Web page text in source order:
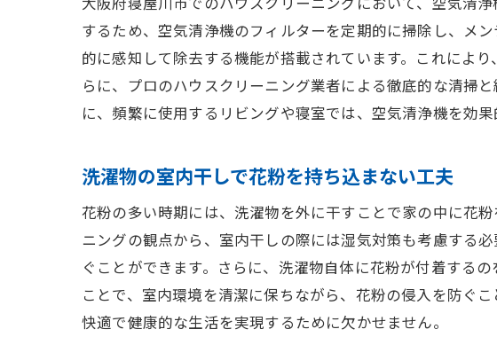
ホコリ
カーペッ
秋の衣替
室内植物
冬の暖房使
暖房器具
加湿器を
窓の結露
毛布やカ
年末の大
するため、空気清浄機のフィルターを定期的に掃除し、メ
的に感知して除去する機能が搭載されています。これによ
らに、プロのハウスクリーニング業者による徹底的な清掃
に、頻繁に使用するリビングや寝室では、空気清浄機を効果
洗濯物の室内干しで花粉を持ち込まない工夫
花粉の多い時期には、洗濯物を外に干すことで家の中に花
ニングの観点から、室内干しの際には湿気対策も考慮する
ぐことができます。さらに、洗濯物自体に花粉が付着する
ことで、室内環境を清潔に保ちながら、花粉の侵入を防ぐ
快適で健康的な生活を実現するために欠かせません。